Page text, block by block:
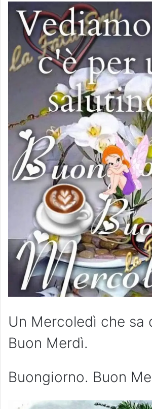
Un Mercoledì che sa
Buon Merdì.
Buongiorno. Buon